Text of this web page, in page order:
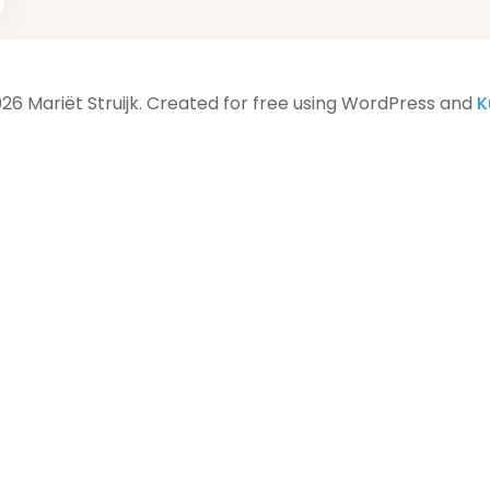
Mariët Struijk. Created for free using WordPress and